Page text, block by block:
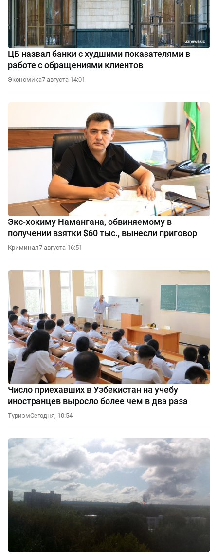
ЦБ назвал банки с худшими показателями в
работе с обращениями клиентов
Экономика7 августа 14:01
Экс-хокиму Намангана, обвиняемому в
получении взятки $60 тыс., вынесли приговор
Криминал7 августа 16:51
Число приехавших в Узбекистан на учебу
иностранцев выросло более чем в два раза
ТуризмСегодня, 10:54